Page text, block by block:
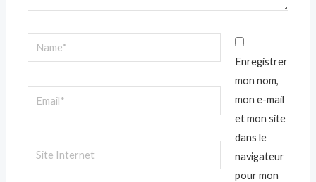
Name*
Email*
Site
Internet
Enregistrer
mon nom,
mon e-mail
et mon site
dans le
navigateur
pour mon